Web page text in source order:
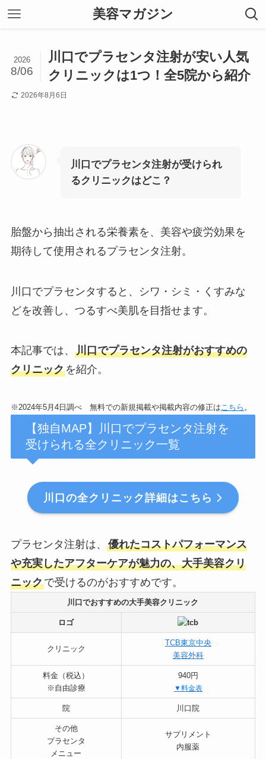
美容マガジン
川口でプラセンタ注射が安い人気
クリニックは1つ！全5院から紹介
2026
8/06
2026年8月6日
川口でプラセンタ注射が受けられ
るクリニックはどこ？
胎盤から抽出される栄養素を、美容や疲労効果を
期待して使用されるプラセンタ注射。
川口でプラセンタすると、シワ・シミ・くすみな
どを改善し、つるすべ美肌を目指せます。
本記事では、 川口でプラセンタ注射がおすすめの
クリニックを紹介。
※2024年5月4日調べ 無料での新規掲載や掲載内容の修正はこちら 。
【独自MAP】川口でプラセンタ注射を
受けられる全クリニック一覧
川口の全クリニック詳細はこちら
プラセンタ注射は、 優れたコストパフォーマンス
や充実したアフターケアが魅力の、大手美容クリ
ニックで受けるのがおすすめです。
川口でおすすめの大手美容クリニック
ロゴ
クリニック
TCB東京中央
美容外科
料金（税込）
※自由診療
940円
▼料金表
院 川口院
その他
プラセンタ
メニュー
サプリメント
内服薬